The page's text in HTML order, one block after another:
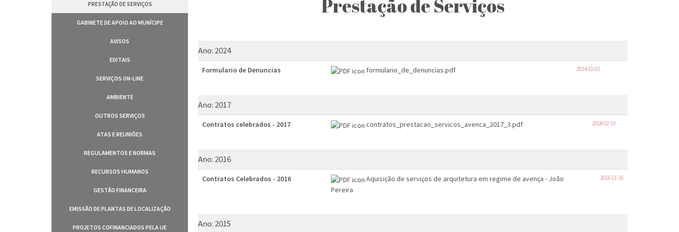
PRESTAÇÃO DE SERVIÇOS
GABINETE DE APOIO AO MUNÍCIPE
AVISOS
EDITAIS
SERVIÇOS ON-LINE
AMBIENTE
OUTROS SERVIÇOS
ATAS E REUNIÕES
REGULAMENTOS E NORMAS
RECURSOS HUMANOS
GESTÃO FINANCEIRA
EMISSÃO DE PLANTAS DE LOCALIZAÇÃO
PROJETOS COFINANCIADOS PELA UE
Prestação de Serviços
Ano: 2024
Formulario de Denuncias formulario_de_denuncias.pdf 2024-10-02
Ano: 2017
Contratos celebrados - 2017 contratos_prestacao_servicos_avenca_2017_3.pdf 2018-02-19
Ano: 2016
Contratos Celebrados - 2016
Aquisição de serviços de arquitetura em regime de avença - João
Pereira
2016-11-16
Ano: 2015